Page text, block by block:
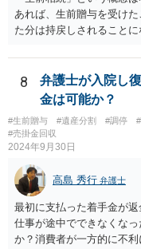
除条件 慈善団体への寄附
を設定。 などがあり得る
あれば、生前贈与を受け
た分は持戻しされることに
8
弁護士が入院し
金は可能か？
#生前贈与 #遺産分割 #調停
#売掛金回収
2024年9月30日
高島 秀行 弁護士
最初に支払った着手金が
仕事が途中でできなくな
か？消費者が一方的に